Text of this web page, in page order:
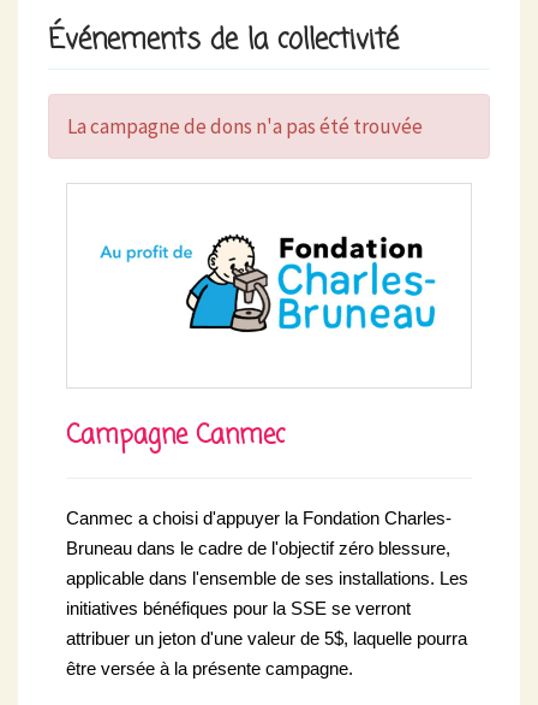
Événements de la collectivité
La campagne de dons n'a pas été trouvée
Campagne Canmec
Canmec a choisi d'appuyer la Fondation Charles-
Bruneau dans le cadre de l'objectif zéro blessure,
applicable dans l'ensemble de ses installations. Les
initiatives bénéfiques pour la SSE se verront
attribuer un jeton d'une valeur de 5$, laquelle pourra
être versée à la présente campagne.